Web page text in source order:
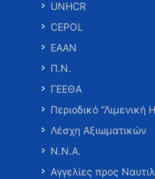
UNHCR
CEPOL
ΕΑΑΝ
Π.Ν.
ΓΕΕΘΑ
Περιοδικό “Λιμενική
Λέσχη Αξιωματικών
Ν.Ν.Α.
Αγγελίες προς